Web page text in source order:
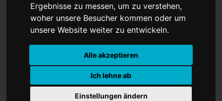
Ergebnisse zu messen, um zu verstehen,
woher unsere Besucher kommen oder um
unsere Website weiter zu entwickeln.
Alle akzeptieren
Ich lehne ab
Einstellungen ändern